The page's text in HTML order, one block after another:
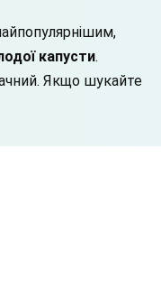
капусти.
Якщо шукайте